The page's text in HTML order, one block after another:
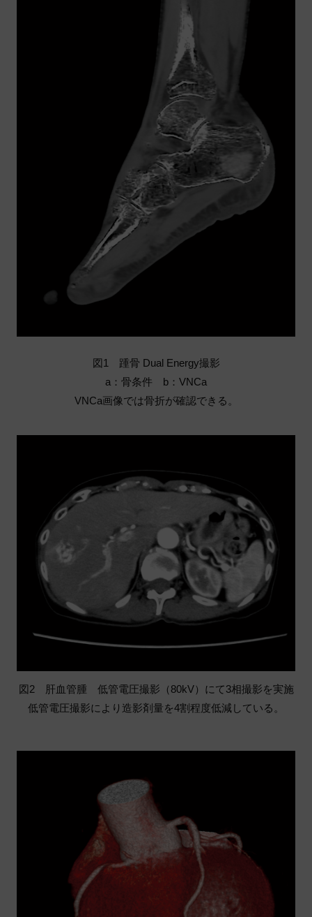
図1 踵骨 Dual Energy撮影
a：骨条件 b：VNCa
VNCa画像では骨折が確認できる。
図2 肝血管腫 低管電圧撮影（80kV）にて3相撮影を実施
低管電圧撮影により造影剤量を4割程度低減している。